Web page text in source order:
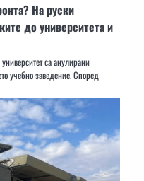
На руски
до университета и
са анулирани
учебно заведение. Според